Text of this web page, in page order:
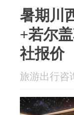
暑期川
+若尔
社报价
旅游出行咨